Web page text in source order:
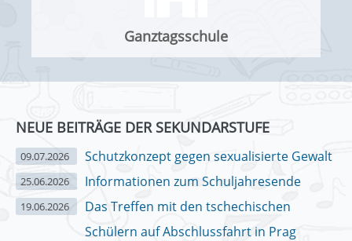
Ganztagsschule
NEUE BEITRÄGE DER SEKUNDARSTUFE
Schutzkonzept gegen sexualisierte Gewalt
09.07.2026
Informationen zum Schuljahresende
25.06.2026
Das Treffen mit den tschechischen
Schülern auf Abschlussfahrt in Prag
19.06.2026